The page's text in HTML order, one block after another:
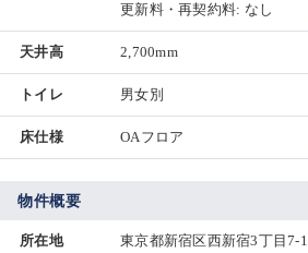
更新料・再契約料: なし
天井高 2,700mm
トイレ 男女別
床仕様 OAフロア
物件概要
所在地 東京都新宿区西新宿3丁目7-1